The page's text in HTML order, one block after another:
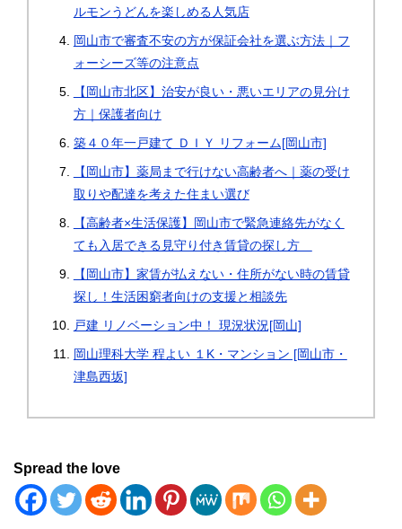
ルモンうどんを楽しめる人気店
岡山市で審査不安の方が保証会社を選ぶ方法｜フ
ォーシーズ等の注意点
【岡山市北区】治安が良い・悪いエリアの見分け
方｜保護者向け
築４０年一戸建て ＤＩＹ リフォーム[岡山市]
【岡山市】薬局まで行けない高齢者へ｜薬の受け
取りや配達を考えた住まい選び
【高齢者×生活保護】岡山市で緊急連絡先がなく
ても入居できる見守り付き賃貸の探し方
【岡山市】家賃が払えない・住所がない時の賃貸
探し！生活困窮者向けの支援と相談先
戸建 リノベーション中！ 現況状況[岡山]
岡山理科大学 程よい １K・マンション [岡山市・
津島西坂]
Spread the love